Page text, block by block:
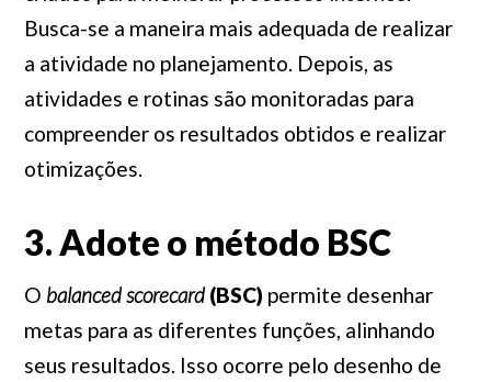
Busca-se a maneira mais adequada de realizar
a atividade no planejamento. Depois, as
atividades e rotinas são monitoradas para
compreender os resultados obtidos e realizar
otimizações.
3. Adote o método BSC
O balanced scorecard(BSC) permite desenhar
metas para as diferentes funções, alinhando
seus resultados. Isso ocorre pelo desenho de